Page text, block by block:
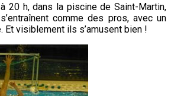
20 h, dans la piscine de Saint-Martin,
comme des pros, avec un
Et visiblement ils s’amusent bien !